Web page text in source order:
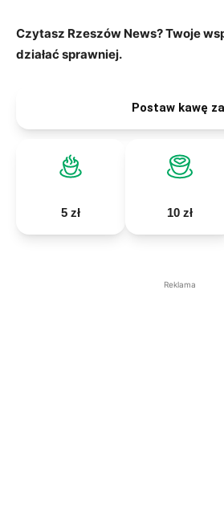
Czytasz Rzeszów News? Twoje
działać sprawniej.
Postaw kawę
5 zł 10 zł
Reklama